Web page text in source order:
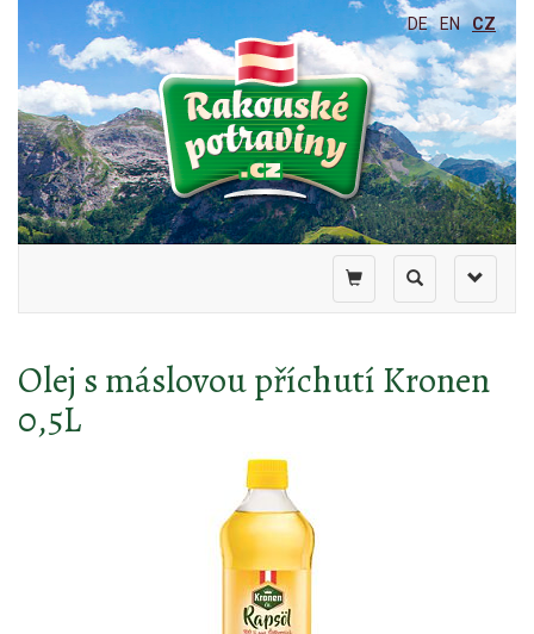
DE EN CZ
Toggle
Toggle
search
Toggle
shopping
Olej s máslovou příchutí Kronen
0,5L